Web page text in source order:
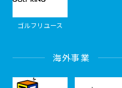
ゴルフリユース
海外事業